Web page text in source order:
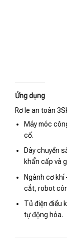
Ứng dụng
Rơ le an toàn
Máy móc
cố.
Dây chuyền
khẩn cấp và
Ngành cơ khí
cắt, robot
Tủ điện điều
tự động hóa.